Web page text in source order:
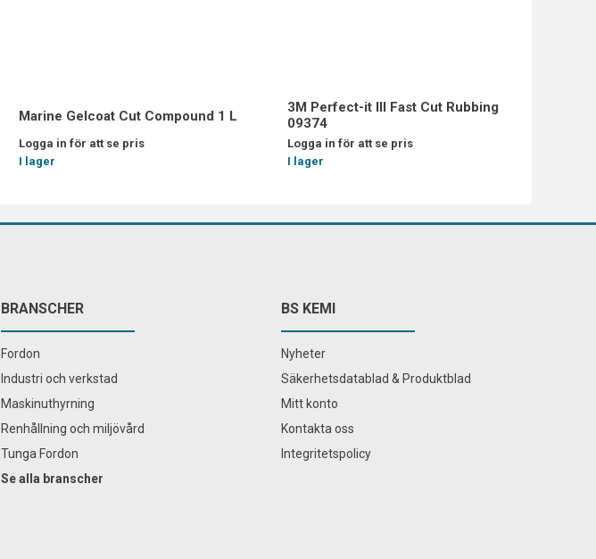
Marine Gelcoat Cut Compound 1 L
Logga in för att se pris
I lager
3M Perfect-it III Fast Cut Rubbing
09374
Logga in för att se pris
I lager
BRANSCHER
Fordon
Industri och verkstad
Maskinuthyrning
Renhållning och miljövård
Tunga Fordon
Se alla branscher
BS KEMI
Nyheter
Säkerhetsdatablad & Produktblad
Mitt konto
Kontakta oss
Integritetspolicy